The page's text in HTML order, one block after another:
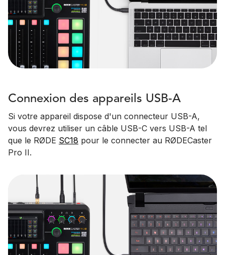
Connexion des appareils USB-A
Si votre appareil dispose d'un connecteur USB-A,
vous devrez utiliser un câble USB-C vers USB-A tel
que le RØDE SC18 pour le connecter au RØDECaster
Pro II.